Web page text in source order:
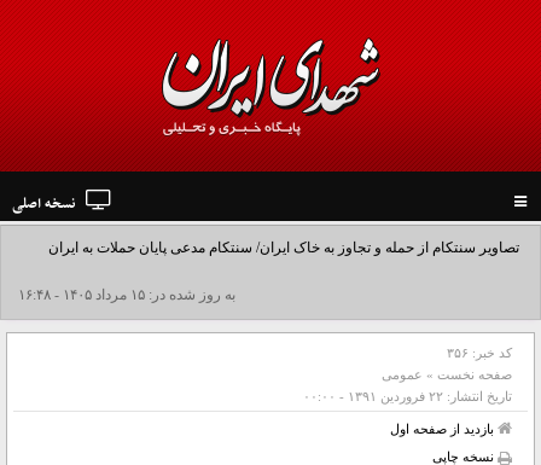
navigation
نسخه اصلی
تصاویر سنتکام از حمله و تجاوز به خاک ایران/ سنتکام مدعی پایان حملات به ایران
شد+فیلم به روز شده در: ۱۵ مرداد ۱۴۰۵ - ۱۶:۴۸
کد خبر: ۳۵۶
صفحه نخست » عمومی
تاریخ انتشار: ۲۲ فروردين ۱۳۹۱ - ۰۰:۰۰
بازدید از صفحه اول
نسخه چاپی